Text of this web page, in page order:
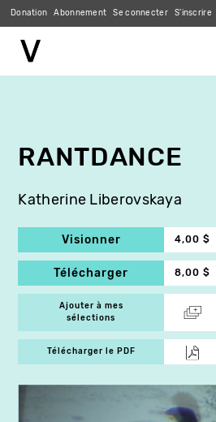
Donation Abonnement Se connecter S'inscrire
RANTDANCE
Katherine Liberovskaya
Visionner 4,00 $
Télécharger 8,00 $
Ajouter à mes
sélections
Télécharger le PDF